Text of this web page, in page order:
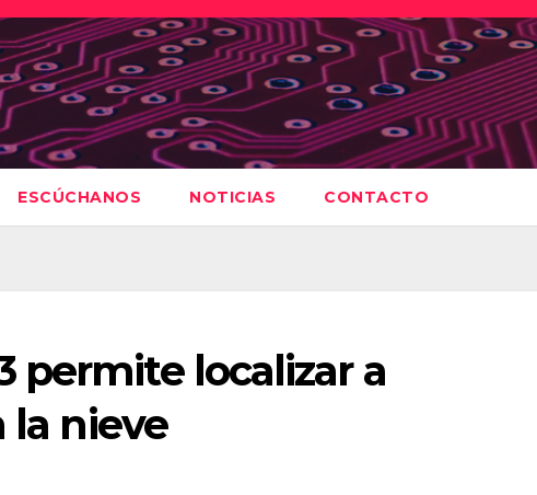
ESCÚCHANOS NOTICIAS CONTACTO
permite localizar a
la nieve